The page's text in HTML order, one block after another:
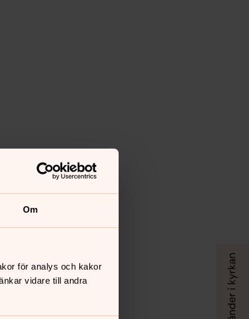
Om
för analys och kakor
vidare till andra